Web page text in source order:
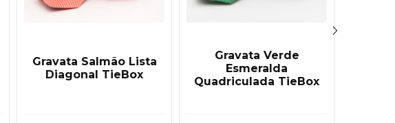
Gravata Salmão Lista
Diagonal TieBox
Gravata Verde
Esmeralda
Quadriculada TieBox